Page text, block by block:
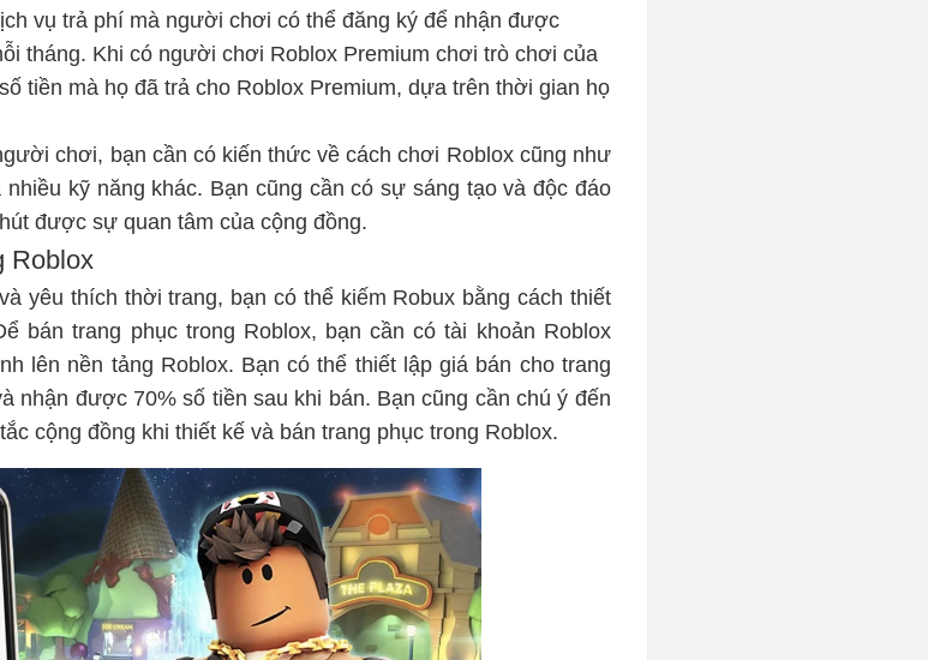
vụ trả phí mà người chơi có thể đăng ký để nhận được
tháng. Khi có người chơi Roblox Premium chơi trò chơi của
tiền mà họ đã trả cho Roblox Premium, dựa trên thời gian họ
chơi, bạn cần có kiến thức vềcách chơi Roblox cũng như
kỹ năng khác. Bạn cũng cần có sự sáng tạo và độc đáo
được sự quan tâm của cộng đồng.
Roblox
yêu thích thời trang, bạn có thể kiếm Robux bằng cách thiết
bán trang phục trong Roblox, bạn cần có tài khoản Roblox
lên nền tảng Roblox. Bạn có thể thiết lập giá bán cho trang
nhận được 70% số tiền sau khi bán. Bạn cũng cần chú ý đến
cộng đồng khi thiết kế và bán trang phục trong Roblox.